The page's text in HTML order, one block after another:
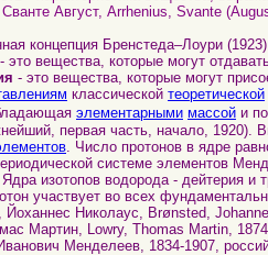
Август, Arrhenius, Svante
концепция Бренстеда–Лоури
- это вещества, которые могут
- это вещества, которые могут
классической теоретической
элементарными массой и
первая часть, начало, 1920).
. Число протонов в ядре
системе элементов
изотопов водорода - дейтерия и
участвует во всех
Николаус, Brønsted,
Мартин, Lowry, Thomas Martin,
Менделеев, 1834‑1907,